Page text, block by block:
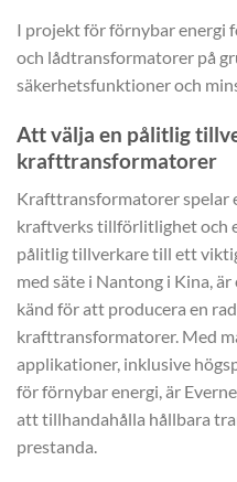
I projekt för förnybar
och lådtransformatorer på
säkerhetsfunktioner och
Att välja en pålitlig
krafttransformatorer
Krafttransformatorer spelar
kraftverks tillförlitlighet och
pålitlig tillverkare till ett
med säte i Nantong i Kina,
känd för att producera en
krafttransformatorer. Med
applikationer, inklusive
för förnybar energi, är
att tillhandahålla hållbara
prestanda.